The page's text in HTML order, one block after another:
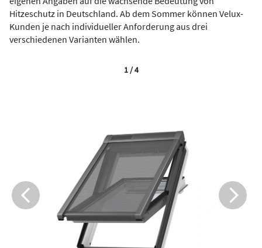
Hitzeschutz in Deutschland. Ab dem Sommer können Velux-
Kunden je nach individueller Anforderung aus drei
verschiedenen Varianten wählen.
1 / 4